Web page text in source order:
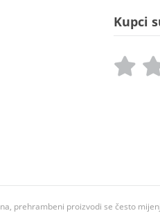
Kupci
prehrambeni proizvodi se često